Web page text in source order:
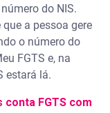
do NIS.
a pessoa gere
o número do
FGTS e, na
estará lá.
conta FGTS com